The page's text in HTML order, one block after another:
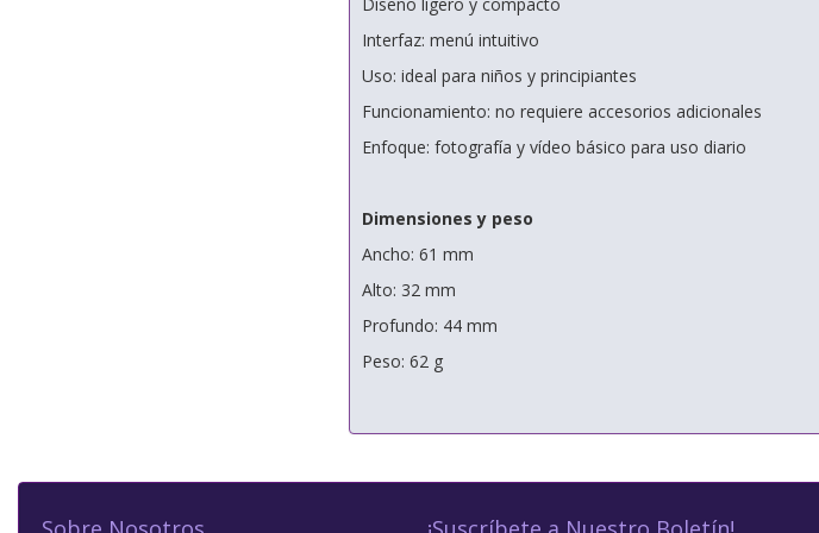
Diseño ligero y compacto
Interfaz: menú intuitivo
Uso: ideal para niños y principiantes
Funcionamiento: no requiere accesorios adicionales
Enfoque: fotografía y vídeo básico para uso diario
Dimensiones y peso
Ancho: 61 mm
Alto: 32 mm
Profundo: 44 mm
Peso: 62 g